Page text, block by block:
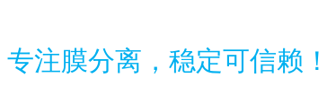
专注膜分离，稳定可信赖！